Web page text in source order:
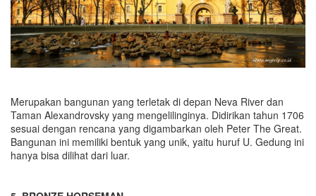
Merupakan bangunan yang terletak di depan Neva River dan
Taman Alexandrovsky yang mengelilinginya. Didirikan tahun 1706
sesuai dengan rencana yang digambarkan oleh Peter The Great.
Bangunan ini memiliki bentuk yang unik, yaitu huruf U. Gedung ini
hanya bisa dilihat dari luar.